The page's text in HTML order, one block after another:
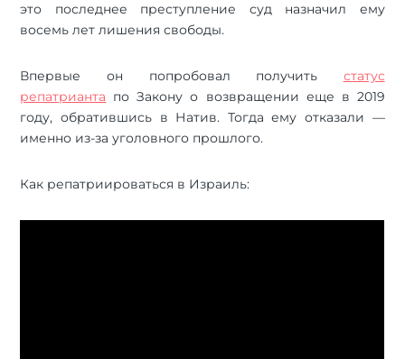
это последнее преступление суд назначил ему
восемь лет лишения свободы.
Впервые он попробовал получить статус
репатрианта по Закону о возвращении еще в 2019
году, обратившись в Натив. Тогда ему отказали —
именно из-за уголовного прошлого.
Как репатриироваться в Израиль: